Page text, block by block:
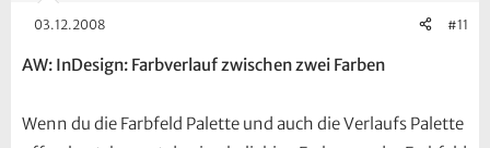
03.12.2008 #11
AW: InDesign: Farbverlauf zwischen zwei Farben
Wenn du die Farbfeld Palette und auch die Verlaufs Palette